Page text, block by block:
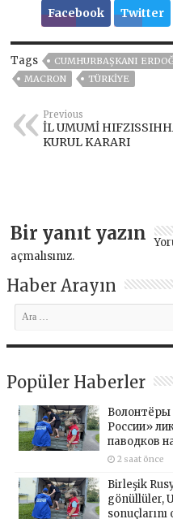
Facebook Twitter
Tags CUMHURBAŞKANI
MACRON
TÜRKİYE
Previous
İL UMUMİ
KURUL KARARI
Bir yanıt yazın
açmalısınız.
Haber Arayın
Popüler Haberler
России»
паводков
2 saat önce
Birleşik
gönüllüler,